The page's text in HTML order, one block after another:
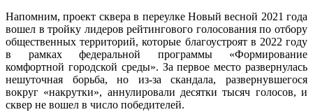
Напомним, проект сквера в переулке Новый весной 2021 года
вошел в тройку лидеров рейтингового голосования по отбору
общественных территорий, которые благоустроят в 2022 году
в рамках федеральной программы «Формирование
комфортной городской среды». За первое место развернулась
нешуточная борьба, но из-за скандала, развернувшегося
вокруг «накрутки», аннулировали десятки тысяч голосов, и
сквер не вошел в число победителей.